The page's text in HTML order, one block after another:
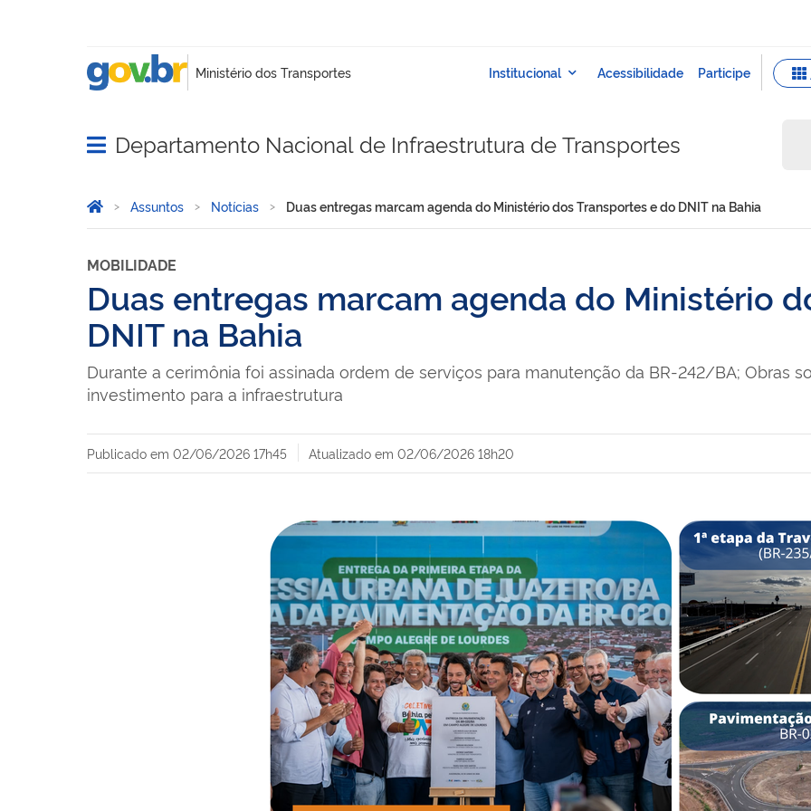
Abrir menu principal de navegação
Departamento Nacional de Infraestrutura de Transportes
Você está aqui:
Página Inicial
Assuntos Notícias Duas entregas marcam agenda do Ministério dos Transportes e do DNIT na Bahia
MOBILIDADE
Duas entregas marcam agenda do Ministério
DNIT na Bahia
Durante a cerimônia foi assinada ordem de serviços para manutenção da BR-242/BA; Obras
investimento para a infraestrutura
Publicado em 02/06/2026 17h45 Atualizado em 02/06/2026 18h20